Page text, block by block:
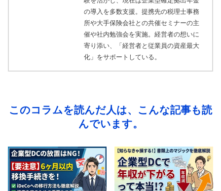
の導入を多数支援。提携先の税理士事務
所や大手保険会社との共催セミナーの主
催や社内勉強会を実施。経営者の想いに
寄り添い、「経営者と従業員の資産最大
化」をサポートしている。
このコラムを読んだ人は、こんな記事も読
んでいます。